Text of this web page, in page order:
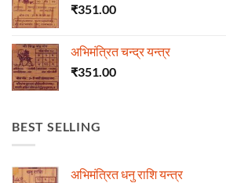
₹351.00
अभिमंत्रित चन्द्र यन्त्र
₹351.00
BEST SELLING
अभिमंत्रित धनु राशि यन्त्र